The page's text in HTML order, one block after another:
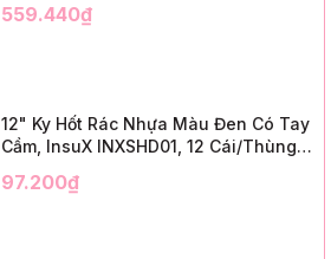
3" Trim)
559.440₫
12" Ky Hốt Rác Nhựa Màu Đen Có Tay
Cầm, InsuX INXSHD01, 12 Cái/Thùng,
Black Plastic)
97.200₫